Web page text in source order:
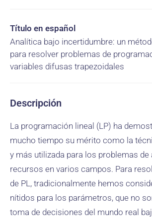
Título en español
Analítica bajo incertidumbre: un
para resolver problemas de
variables difusas trapezoidales
Descripción
La programación lineal (LP) ha
mucho tiempo su mérito como la
y más utilizada para los problemas de
recursos en varios campos. Para
de PL, tradicionalmente hemos
nítidos para los parámetros, que no
toma de decisiones del mundo real